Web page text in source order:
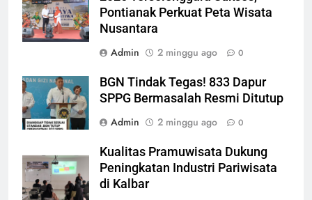
Pontianak Perkuat Peta Wisata
Nusantara
Admin
2 minggu ago 0
BGN Tindak Tegas! 833 Dapur
SPPG Bermasalah Resmi Ditutup
Admin
2 minggu ago 0
Kualitas Pramuwisata Dukung
Peningkatan Industri Pariwisata
di Kalbar